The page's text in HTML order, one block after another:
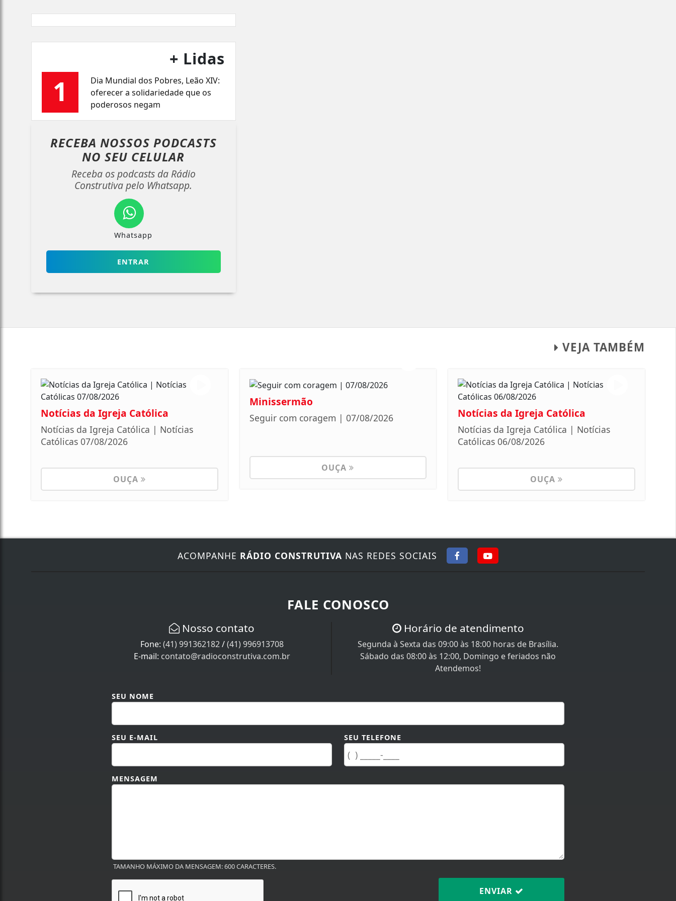
+ Lidas
1
Dia Mundial dos Pobres, Leão XIV:
oferecer a solidariedade que os
poderosos negam
RECEBA NOSSOS PODCASTS
NOSEU CELULAR
Receba os podcasts da Rádio
Construtiva pelo Whatsapp.
Whatsapp
ENTRAR
VEJA TAMBÉM
Notícias da Igreja Católica
Notícias da Igreja Católica | Notícias
Católicas 07/08/2026
OUÇA
Minissermão
Seguir com coragem | 07/08/2026
OUÇA
Notícias da Igreja Católica
Notícias da Igreja Católica | Notícias
Católicas 06/08/2026
OUÇA
ACOMPANHE RÁDIO CONSTRUTIVA NAS REDES SOCIAIS
FALE CONOSCO
Nosso contato
Fone: (41) 991362182/(41) 996913708
E-mail: contato@radioconstrutiva.com.br
Horário de atendimento
Segunda à Sexta das 09:00 às 18:00 horas de Brasília.
Sábado das 08:00 às 12:00, Domingo e feriados não
Atendemos!
SEU NOME
SEU E-MAIL SEU TELEFONE
MENSAGEM
TAMANHO MÁXIMO DA MENSAGEM: 600 CARACTERES.
ENVIAR